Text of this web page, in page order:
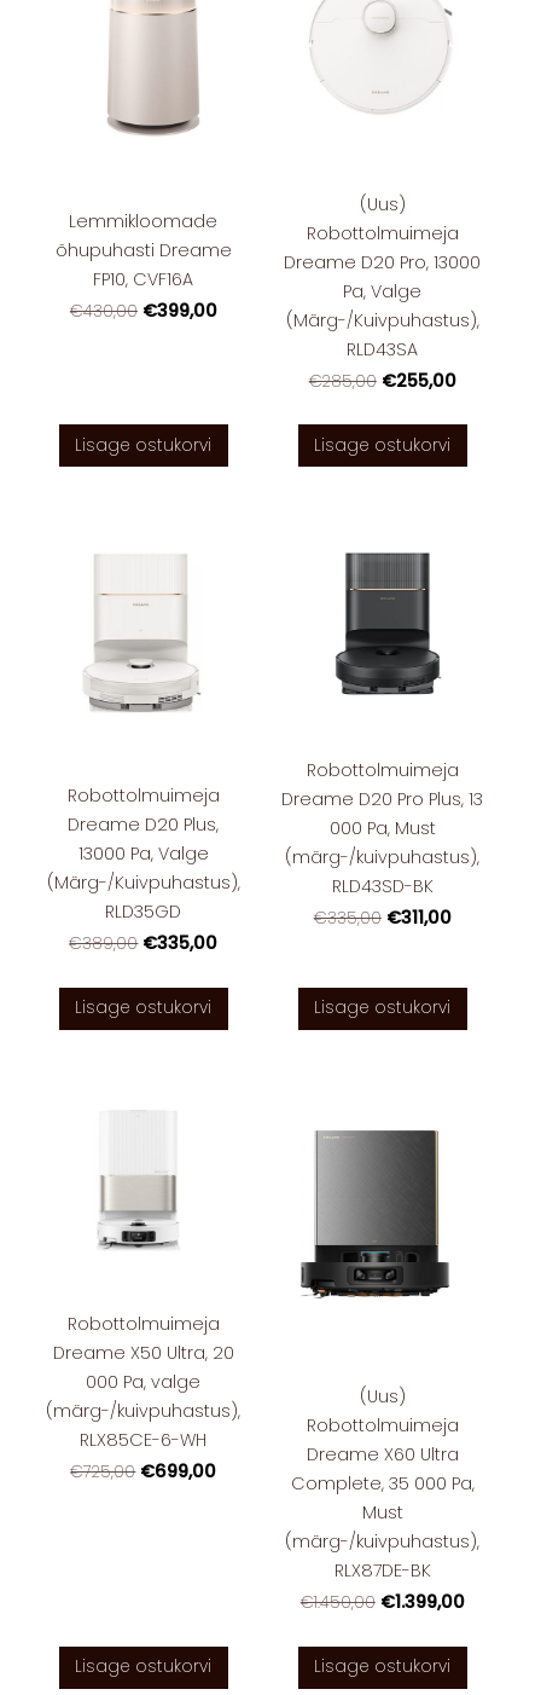
Lemmikloomade
õhupuhasti Dreame
FP10, CVF16A
€430,00 €399,00
Lisage ostukorvi
(Uus)
Robottolmuimeja
Dreame D20 Pro, 13000
Pa, Valge
(Märg-/Kuivpuhastus),
RLD43SA
€285,00 €255,00
Lisage ostukorvi
Robottolmuimeja
Dreame D20 Plus,
13000 Pa, Valge
(Märg-/Kuivpuhastus),
RLD35GD
€389,00 €335,00
Lisage ostukorvi
Robottolmuimeja
Dreame D20 Pro Plus, 13
000 Pa, Must
(märg-/kuivpuhastus),
RLD43SD-BK
€335,00 €311,00
Lisage ostukorvi
Robottolmuimeja
Dreame X50 Ultra, 20
000 Pa, valge
(märg-/kuivpuhastus),
RLX85CE-6-WH
€725,00 €699,00
Lisage ostukorvi
(Uus)
Robottolmuimeja
Dreame X60 Ultra
Complete, 35 000 Pa,
Must
(märg-/kuivpuhastus),
RLX87DE-BK
€1.450,00 €1.399,00
Lisage ostukorvi